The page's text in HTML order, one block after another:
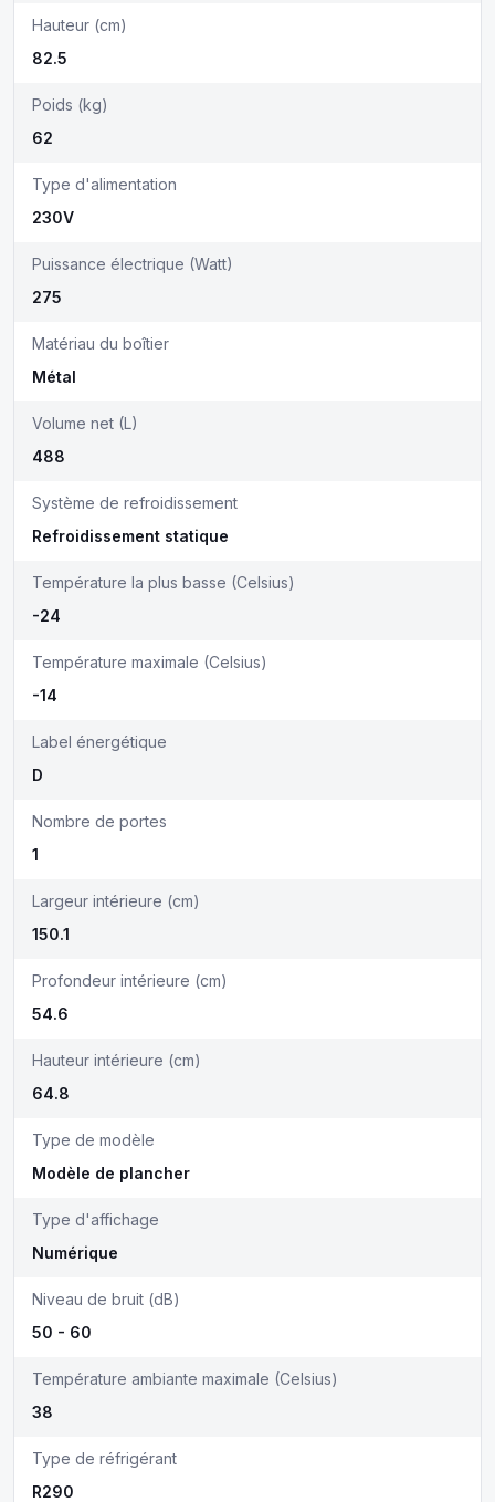
Hauteur (cm)
82.5
Poids (kg)
62
Type d'alimentation
230V
Puissance électrique (Watt)
275
Matériau du boîtier
Métal
Volume net (L)
488
Système de refroidissement
Refroidissement statique
Température la plus basse (Celsius)
-24
Température maximale (Celsius)
-14
Label énergétique
D
Nombre de portes
1
Largeur intérieure (cm)
150.1
Profondeur intérieure (cm)
54.6
Hauteur intérieure (cm)
64.8
Type de modèle
Modèle de plancher
Type d'affichage
Numérique
Niveau de bruit (dB)
50 - 60
Température ambiante maximale (Celsius)
38
Type de réfrigérant
R290